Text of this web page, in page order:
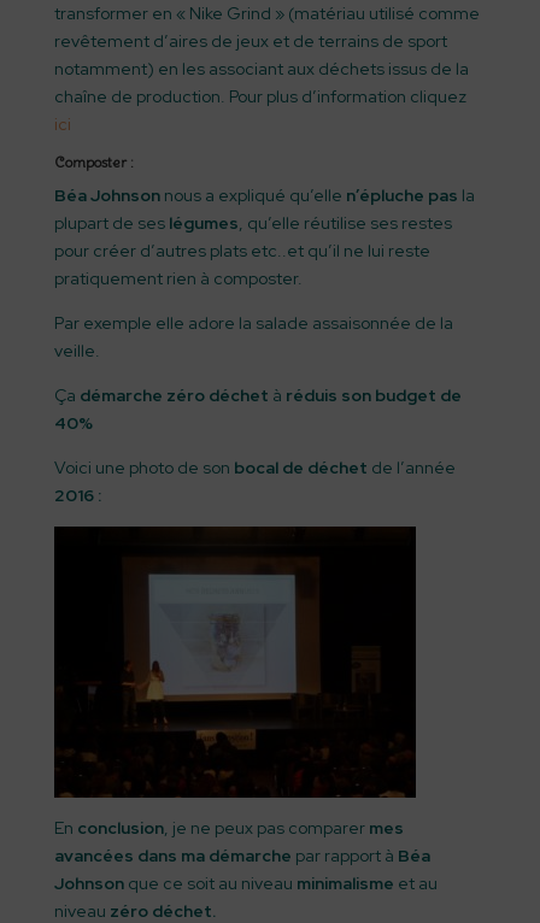
transformer en « Nike Grind » (matériau utilisé comme
revêtement d’aires de jeux et de terrains de sport
notamment) en les associant aux déchets issus de la
chaîne de production. Pour plus d’information cliquez
ici
Composter :
Béa Johnsonnous a expliqué qu’elle n’épluche pas la
plupart de ses légumes, qu’elle réutilise ses restes
pour créer d’autres plats etc..et qu’il ne lui reste
pratiquement rien à composter.
Par exemple elle adore la salade assaisonnée de la
veille.
Ça démarche zéro déchet à réduis son budget de
40%
Voici une photo de son bocal de déchet de l’année
2016 :
En conclusion, je ne peux pas comparer mes
avancées dans ma démarche par rapport à Béa
Johnsonque ce soit au niveau minimalisme et au
niveau zéro déchet.